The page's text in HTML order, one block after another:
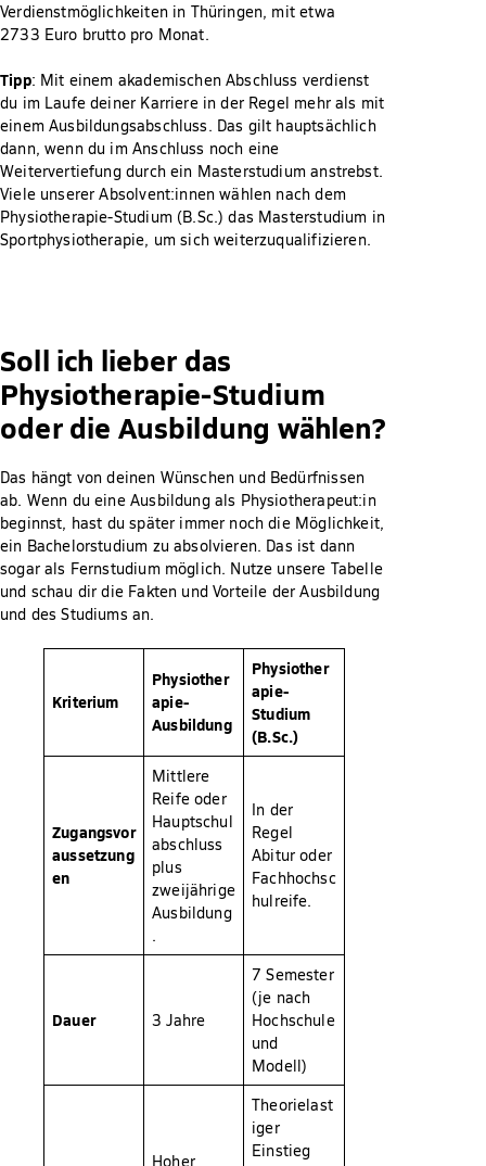
Verdienstmöglichkeiten in Thüringen, mit etwa
2733 Euro brutto pro Monat.
Tipp: Mit einem akademischen Abschluss verdienst
du im Laufe deiner Karriere in der Regel mehr als mit
einem Ausbildungsabschluss. Das gilt hauptsächlich
dann, wenn du im Anschluss noch eine
Weitervertiefung durch ein Masterstudium anstrebst.
Viele unserer Absolvent:innen wählen nach dem
Physiotherapie-Studium (B.Sc.) das Masterstudium in
Sportphysiotherapie, um sich weiterzuqualifizieren.
Soll ich lieber das
Physiotherapie-Studium
oder die Ausbildung wählen?
Das hängt von deinen Wünschen und Bedürfnissen
ab. Wenn du eine Ausbildung als Physiotherapeut:in
beginnst, hast du später immer noch die Möglichkeit,
ein Bachelorstudium zu absolvieren. Das ist dann
sogar als Fernstudium möglich. Nutze unsere Tabelle
und schau dir die Fakten und Vorteile der Ausbildung
und des Studiums an.
Kriterium
Physiother
apie-
Ausbildung
Physiother
apie-
Studium
(B.Sc.)
Zugangsvor
aussetzung
en
Mittlere
Reife oder
Hauptschul
abschluss
plus
zweijährige
Ausbildung
.
In der
Regel
Abitur oder
Fachhochsc
hulreife.
Dauer 3 Jahre
7 Semester
(je nach
Hochschule
und
Modell)
Hoher
Theorielast
iger
Einstieg